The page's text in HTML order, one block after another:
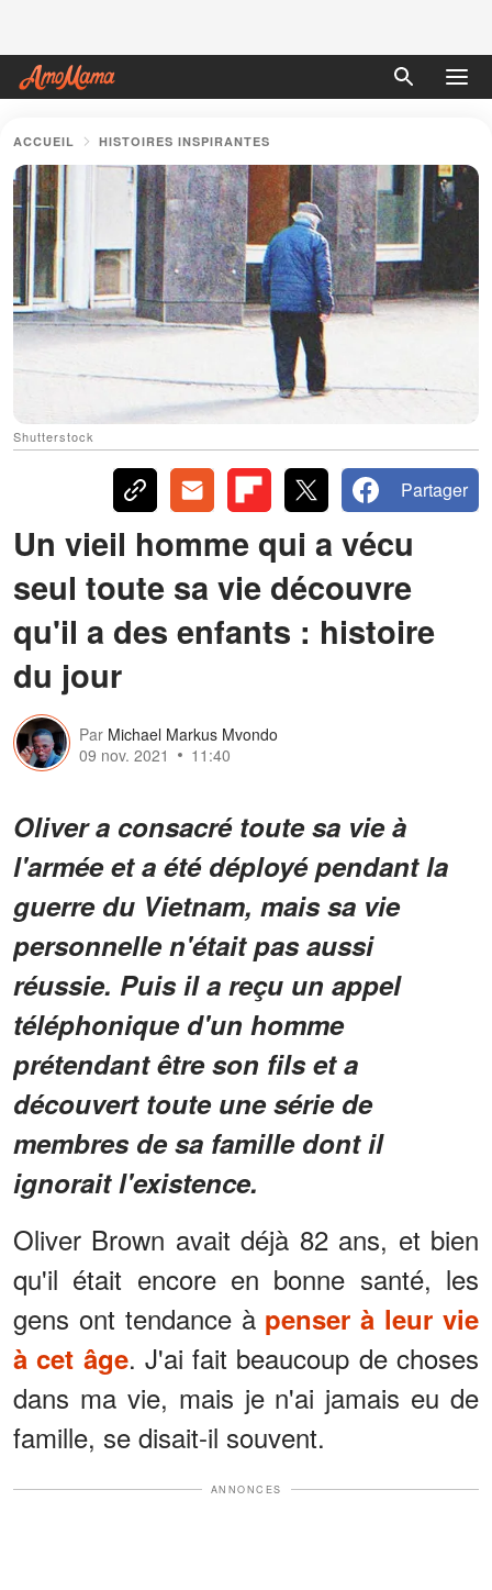
ACCUEIL HISTOIRES INSPIRANTES
Shutterstock
Partager
Un vieil homme qui a vécu
seul toute sa vie découvre
qu'il a des enfants : histoire
du jour
Par Michael Markus Mvondo
09 nov. 2021
11:40
Oliver a consacré toute sa vie à
l'armée et a été déployé pendant la
guerre du Vietnam, mais sa vie
personnelle n'était pas aussi
réussie. Puis il a reçu un appel
téléphonique d'un homme
prétendant être son fils et a
découvert toute une série de
membres de sa famille dont il
ignorait l'existence.
Oliver Brown avait déjà 82 ans, et bien
qu'il était encore en bonne santé, les
gens ont tendance à penser à leur vie
à cet âge. J'ai fait beaucoup de choses
dans ma vie, mais je n'ai jamais eu de
famille, se disait-il souvent.
ANNONCES